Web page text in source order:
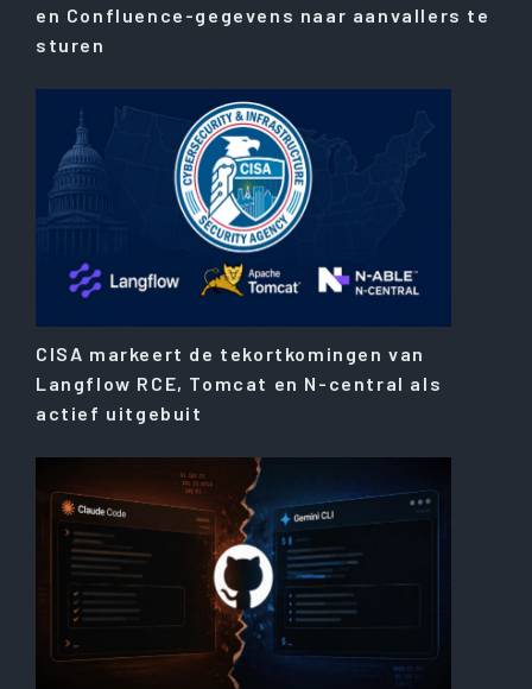
en Confluence-gegevens naar aanvallers te
sturen
CISA markeert de tekortkomingen van
Langflow RCE, Tomcat en N-central als
actief uitgebuit